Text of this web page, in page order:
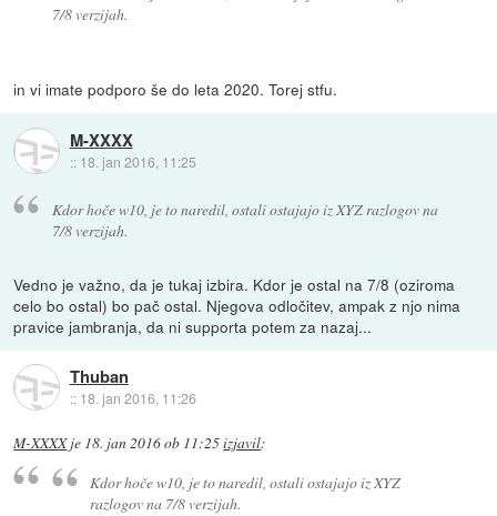
7/8 verzijah.
in vi imate podporo še do leta 2020. Torej stfu.
M-XXXX
:: 18. jan 2016, 11:25
Kdor hoče w10, je to naredil, ostali ostajajo iz XYZ razlogov na
7/8 verzijah.
Vedno je važno, da je tukaj izbira. Kdor je ostal na 7/8 (oziroma
celo bo ostal) bo pač ostal. Njegova odločitev, ampak z njo nima
pravice jambranja, da ni supporta potem za nazaj...
Thuban
:: 18. jan 2016, 11:26
M-XXXXje 18. jan 2016 ob 11:25izjavil:
Kdor hoče w10, je to naredil, ostali ostajajo iz XYZ
razlogov na 7/8 verzijah.